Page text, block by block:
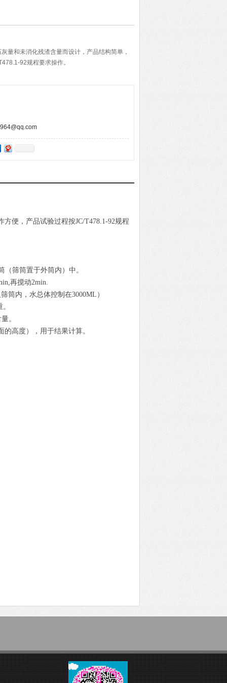
量和未消化残渣含量而设计，产品结构简单，
92规程要求操作。
便，产品试验过程按JC/T478.1-92规程
筛筒置于外筒内）中。
再搅动2min.
筒内，水总体控制在3000ML）
。
高度），用于结果计算。